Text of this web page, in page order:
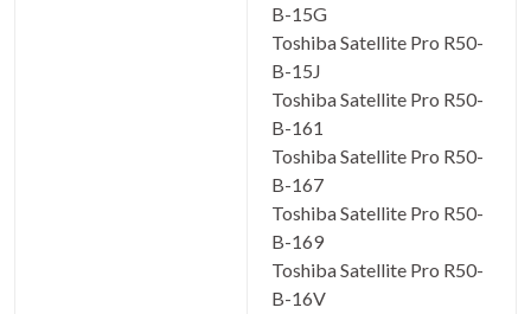
B-15G
Toshiba Satellite Pro R50-
B-15J
Toshiba Satellite Pro R50-
B-161
Toshiba Satellite Pro R50-
B-167
Toshiba Satellite Pro R50-
B-169
Toshiba Satellite Pro R50-
B-16V